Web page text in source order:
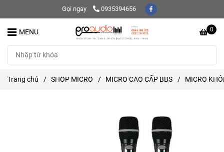
Gọi ngay 0935394656
0
MENU
Trang chủ / SHOP MICRO / MICRO CAO CẤP BBS / MICRO